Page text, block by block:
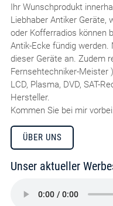
Ihr Wunschprodukt
Liebhaber Antiker Geräte,
oder Kofferradios können
Antik-Ecke fündig
dieser Geräte an. Zudem
Fernsehtechniker-Meister
LCD, Plasma, DVD, SAT-
Hersteller.
Kommen Sie bei mir
ÜBER UNS
Unser aktueller